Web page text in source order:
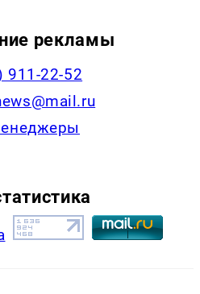
рекламы
911-22-52